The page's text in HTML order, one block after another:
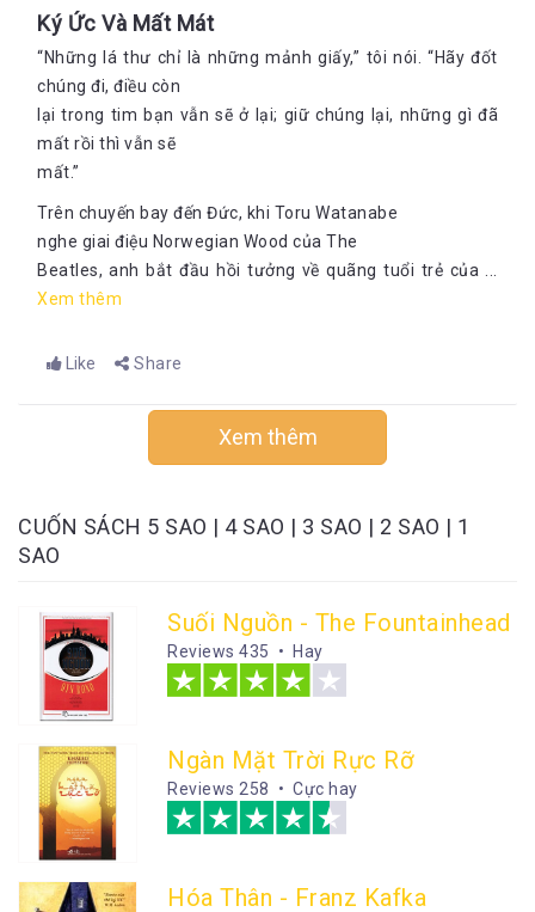
Ký Ức Và Mất Mát
“Những lá thư chỉ là những mảnh giấy,” tôi nói. “Hãy đốt
chúng đi, điều còn
lại trong tim bạn vẫn sẽ ở lại; giữ chúng lại, những gì đã
mất rồi thì vẫn sẽ
mất.”
Trên chuyến bay đến Đức, khi Toru Watanabe
nghe giai điệu Norwegian Wood của The
Beatles, anh bắt đầu hồi tưởng về quãng tuổi trẻ của ...
Xem thêm
Like Share
Xem thêm
CUỐN SÁCH 5 SAO | 4 SAO | 3 SAO | 2 SAO | 1
SAO
Suối Nguồn - The Fountainhead
Reviews 435 • Hay
Ngàn Mặt Trời Rực Rỡ
Reviews 258 • Cực hay
Hóa Thân - Franz Kafka